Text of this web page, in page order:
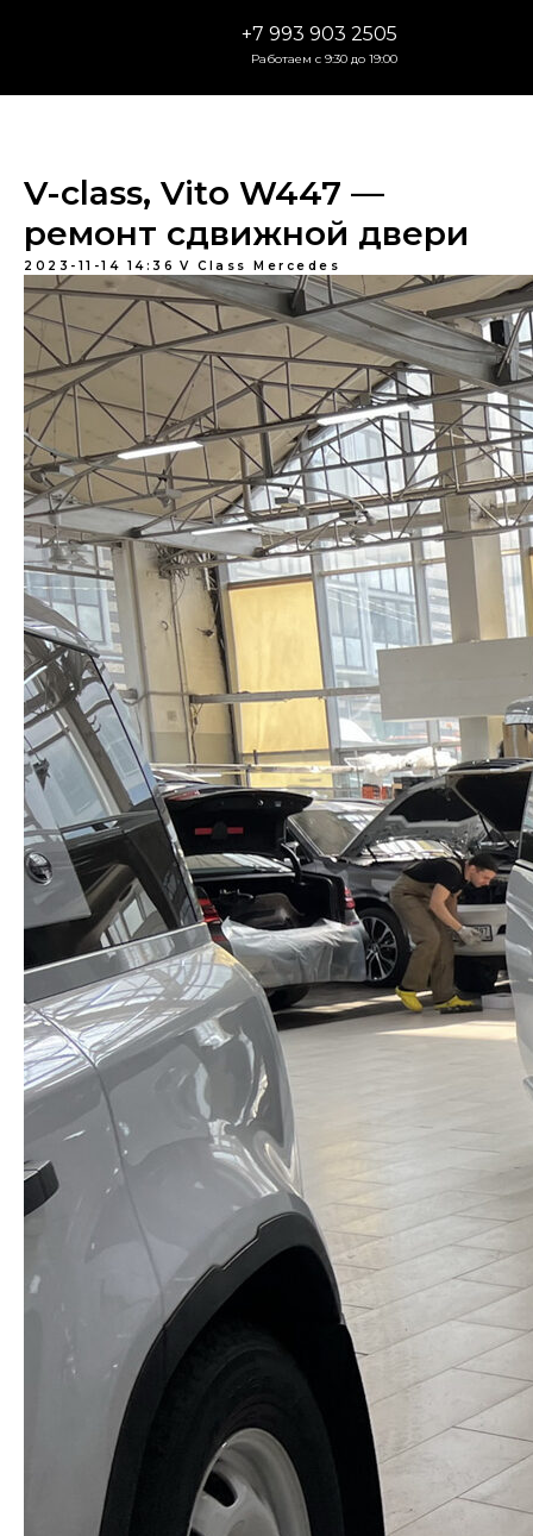
Работаем с 9:30 до 19:00
Заказать звонок
+7 993 903 2505
V-class, Vito W447 —
ремонт сдвижной двери
2023-11-14 14:36 V Class Mercedes